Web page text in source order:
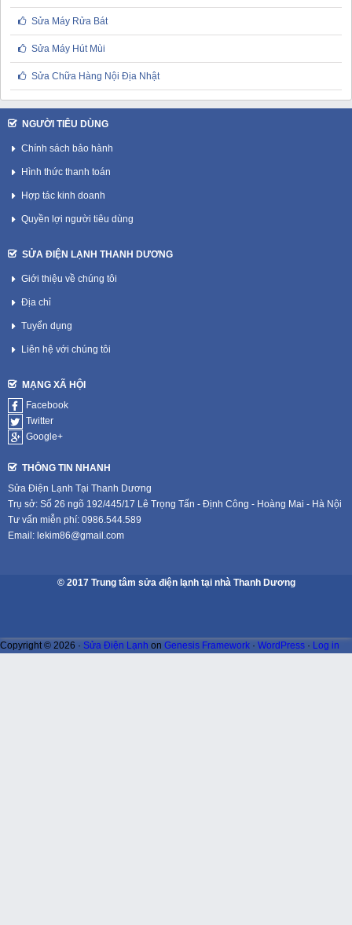
Sửa Máy Rửa Bát
Sửa Máy Hút Mùi
Sửa Chữa Hàng Nội Địa Nhật
NGƯỜI TIÊU DÙNG
Chính sách bảo hành
Hình thức thanh toán
Hợp tác kinh doanh
Quyền lợi người tiêu dùng
SỬA ĐIỆN LẠNH THANH DƯƠNG
Giới thiệu về chúng tôi
Địa chỉ
Tuyển dụng
Liên hệ với chúng tôi
MẠNG XÃ HỘI
Facebook
Twitter
Google+
THÔNG TIN NHANH
Sửa Điện Lạnh Tại Thanh Dương
Trụ sở: Số 26 ngõ 192/445/17 Lê Trọng Tấn - Định Công - Hoàng Mai - Hà Nội
Tư vấn miễn phí: 0986.544.589
Email: lekim86@gmail.com
© 2017 Trung tâm sửa điện lạnh tại nhà Thanh Dương
Copyright © 2026 · Sửa Điện Lạnh on Genesis Framework · WordPress · Log in